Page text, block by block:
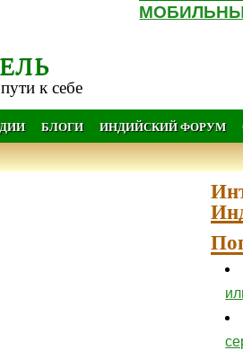
к себе
БЛОГИ ИНДИЙСКИЙ ФОРУМ